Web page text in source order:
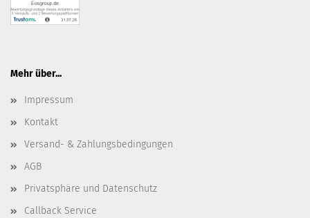
Mehr über...
Impressum
Kontakt
Versand- & Zahlungsbedingungen
AGB
Privatsphäre und Datenschutz
Callback Service